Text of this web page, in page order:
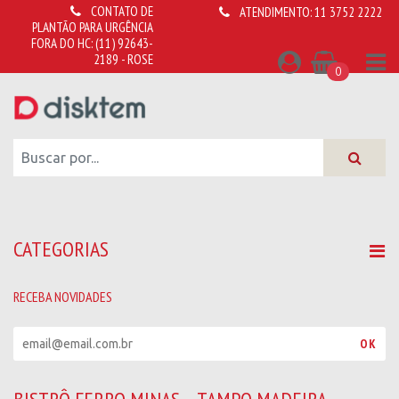
CONTATO DE
PLANTÃO PARA URGÊNCIA
FORA DO HC:(11) 92643-
2189 - ROSE
ATENDIMENTO:11 3752 2222
0
CATEGORIAS
RECEBA NOVIDADES
OK